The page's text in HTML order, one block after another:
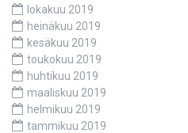
lokakuu 2019
heinäkuu 2019
kesäkuu 2019
toukokuu 2019
huhtikuu 2019
maaliskuu 2019
helmikuu 2019
tammikuu 2019